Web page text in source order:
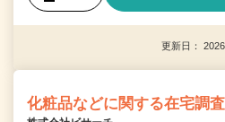
更新日：
化粧品などに関する在宅調